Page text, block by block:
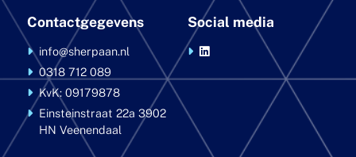
Contactgegevens
info@sherpaan.nl
0318 712 089
KvK: 09179878
Einsteinstraat 22a3902
HN Veenendaal
Social media